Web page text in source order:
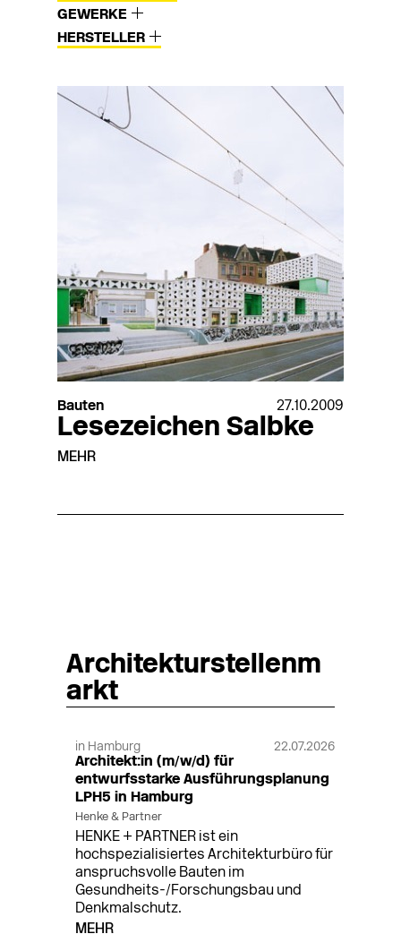
GEWERKE
HERSTELLER
Bauten 27.10.2009
Lesezeichen Salbke
MEHR
Architekturstellenm
arkt
in Hamburg 22.07.2026
Architekt:in (m/w/d) für
entwurfsstarke Ausführungsplanung
LPH5 in Hamburg
Henke & Partner
HENKE + PARTNER ist ein
hochspezialisiertes Architekturbüro für
anspruchsvolle Bauten im
Gesundheits-/Forschungsbau und
Denkmalschutz.
MEHR